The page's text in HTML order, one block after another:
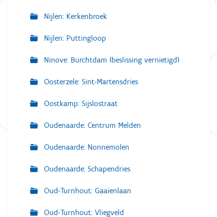
Nijlen: Kerkenbroek
Nijlen: Puttingloop
Ninove: Burchtdam (beslissing vernietigd)
Oosterzele: Sint-Martensdries
Oostkamp: Sijslostraat
Oudenaarde: Centrum Melden
Oudenaarde: Nonnemolen
Oudenaarde: Schapendries
Oud-Turnhout: Gaaienlaan
Oud-Turnhout: Vliegveld